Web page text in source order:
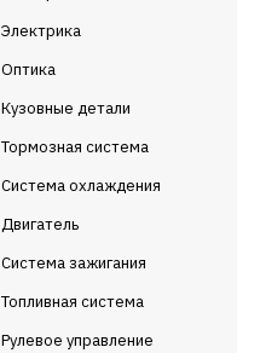
Электрика
Оптика
Кузовные детали
Тормозная система
Система охлаждения
Двигатель
Система зажигания
Топливная система
Рулевое управление